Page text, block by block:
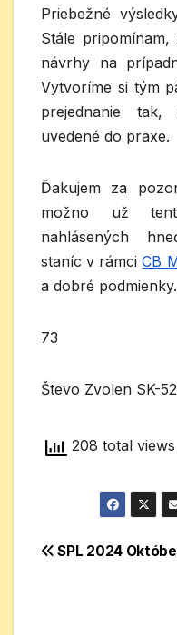
Priebežné
Stále pripomínam,
návrhy na
Vytvoríme si tým
prejednanie
uvedené do praxe.
Ďakujem za
možno už
nahlásených
staníc v rámciCB
a dobré podmienky.
73
Števo Zvolen SK-
208 total views
Navigácia
SPL 2024